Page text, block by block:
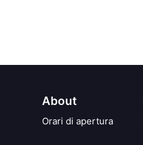
About
Orari di apertura